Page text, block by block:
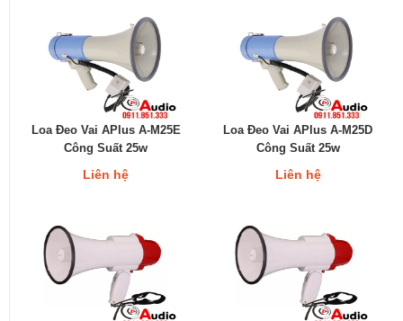
Loa Đeo Vai APlus A-M25E
Công Suất 25w
Liên hệ
Loa Đeo Vai APlus A-M25D
Công Suất 25w
Liên hệ